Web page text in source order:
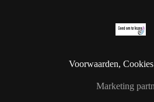
Voorwaarden,
Marketing